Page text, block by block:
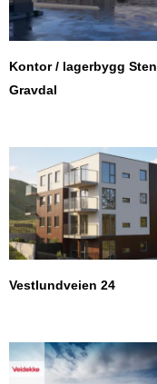
Kontor / lagerbygg Sten
Gravdal
Vestlundveien 24